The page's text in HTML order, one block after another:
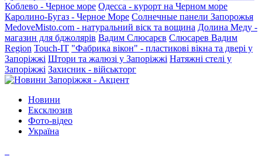
Коблево - Черное море Одесса - курорт на Черном море
Каролино-Бугаз - Черное Море Солнечные панели Запорожья
MedoveMisto.com - натуральний віск та вощина Долина Меду -
магазин для бджолярів Вадим Слюсарєв Слюсарев Вадим
Region Touch-IT "Фабрика вікон" - пластикові вікна та двері у
Запоріжжі Штори та жалюзі у Запоріжжі Натяжні стелі у
Запоріжжі Захисник - військторг
Новини
Ексклюзив
Фото-відео
Україна